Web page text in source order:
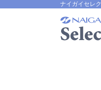
ナイガイセレ